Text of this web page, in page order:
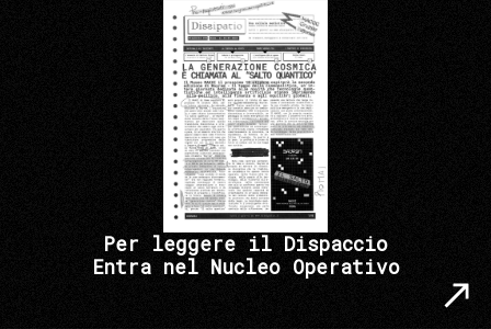
Per leggere il Dispaccio
Entra nel Nucleo Operativo